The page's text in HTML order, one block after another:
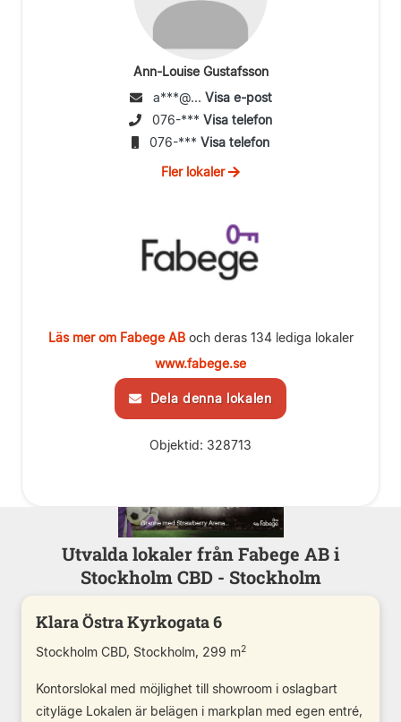
Ann-Louise Gustafsson
a***@... Visa e-post
076-*** Visa telefon
076-*** Visa telefon
Fler lokaler
Läs mer om Fabege ABoch deras 134 lediga lokaler
www.fabege.se
Dela denna lokalen
Objektid: 328713
Utvalda lokaler från Fabege AB i
Stockholm CBD - Stockholm
Klara Östra Kyrkogata 6
Stockholm CBD, Stockholm, 299 m2
Kontorslokal med möjlighet till showroom i oslagbart
cityläge Lokalen är belägen i markplan med egen entré,